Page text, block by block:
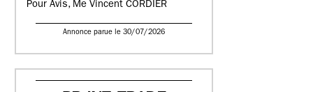
Pour Avis, Me Vincent CORDIER
Annonce parue le 30/07/2026